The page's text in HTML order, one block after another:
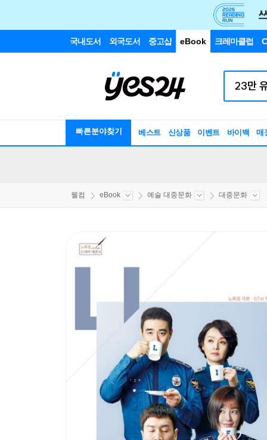
국내도서 외국도서 중고샵 eBook 크레마클럽
빠른분야찾기 베스트 신상품 이벤트 바이백 매
웰컴 eBook 예술 대중문화 대중문화